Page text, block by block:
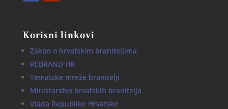
Korisni linkovi
Zakon o hrvatskim braniteljima
REBRAND HR
Tematske mreže branitelji
Ministarstvo hrvatskih branitelja
Vlada Republike Hrvatske